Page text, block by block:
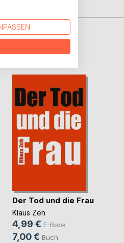
BoD
Der Tod und die Frau
Klaus Zeh
4,99 € E-Book
7,00 € Buch